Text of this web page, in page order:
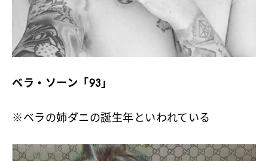
ベラ・ソーン「93」
※ベラの姉ダニの誕生年といわれている